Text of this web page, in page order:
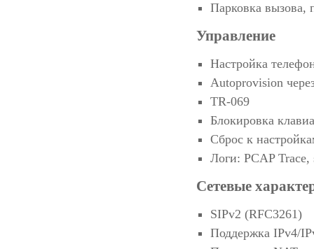
Парковка вызова,
Управление
Настройка
Autoprovision
TR-069
Блокировка
Сброс к
Логи: PCAP Trace,
Сетевые
SIPv2 (RFC3261)
Поддержка IPv4/